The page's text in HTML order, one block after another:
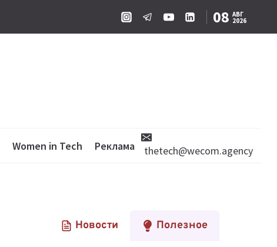
08 АВГ
2026
Women in Tech Реклама thetech@wecom.agency
Новости Полезное